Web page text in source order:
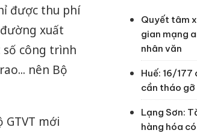
được thu phí
xuất
số công trình
nên Bộ
GTVT mới
Quyết tâm
gian mạng
nhân văn
Huế: 16/
cần tháo gỡ
Lạng Sơn:
hàng hóa